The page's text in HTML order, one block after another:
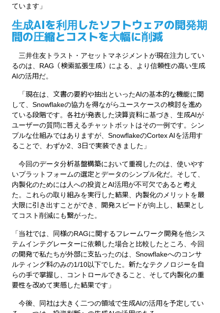
ています」
生成AIを利用したソフトウェアの開発期
間の圧縮とコストを大幅に削減
三井住友トラスト・アセットマネジメントが現在注力してい
るのは、RAG（検索拡張生成）による、より信頼性の高い生成
AIの活用だ。
「現在は、文書の要約や抽出といったAIの基本的な機能に関
して、Snowflakeの協力を得ながらユースケースの検討を進め
ている段階です。各社が発表した決算資料に基づき、生成AIが
ユーザーの質問に答えるチャットボットはその一例です。シン
プルな仕組みではありますが、SnowflakeのCortex AIを活用す
ることで、わずか2、3日で実装できました」
今回のデータ分析基盤構築において重視したのは、使いやす
いプラットフォームの選定とデータのシンプル化だ。そして、
内製化のためには人への投資とAI活用が不可欠であると考え
た。これらの取り組みを実行した結果、内製化のメリットを最
大限に引き出すことができ、開発スピードが向上し、結果とし
てコスト削減にも繋がった。
「当社では、同様のRAGに関するフレームワーク開発を他シス
テムインテグレーターに依頼した場合と比較したところ、今回
の開発で私たちが外部に支払ったのは、Snowflakeへのコンサ
ルティング料のみの1/10以下でした。新たなテクノロジーを自
らの手で掌握し、コントロールできること、そして内製化の重
要性を改めて実感した結果です」
今後、同社は大きく二つの領域で生成AIの活用を予定してい